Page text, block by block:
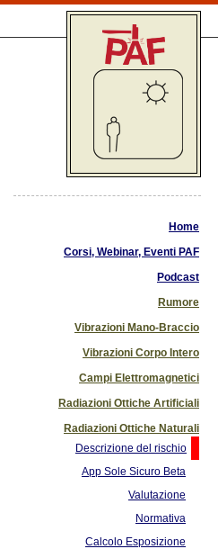
Home
Corsi, Webinar, Eventi PAF
Podcast
Rumore
Vibrazioni Mano-Braccio
Vibrazioni Corpo Intero
Campi Elettromagnetici
Radiazioni Ottiche Artificiali
Radiazioni Ottiche Naturali
Descrizione del rischio
App Sole Sicuro Beta
Valutazione
Normativa
Calcolo Esposizione